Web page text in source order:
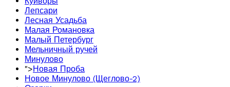
Лепсари
Лесная Усадьба
Малая Романовка
Малый Петербург
Мельничный ручей
Минулово
">Новая Проба
Новое Минулово (Щеглово-2)